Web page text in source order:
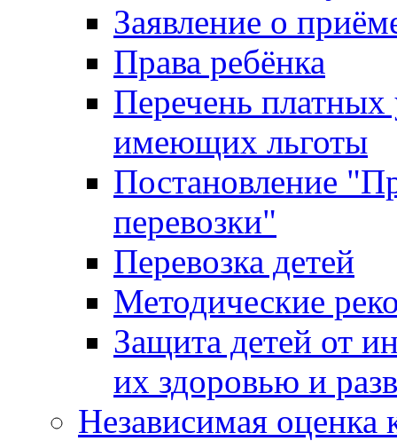
Заявление о
Права ребёнка
Перечень платных
имеющих льготы
Постановление
перевозки"
Перевозка детей
Методические
Защита детей от
их здоровью и
Независимая оценка